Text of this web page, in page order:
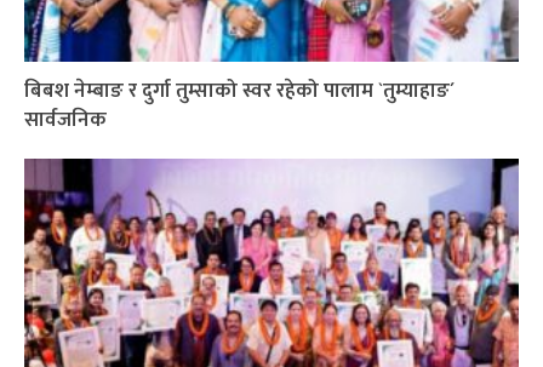
बिबश नेम्बाङ र दुर्गा तुम्साको स्वर रहेको पालाम `तुम्याहाङ´
सार्वजनिक